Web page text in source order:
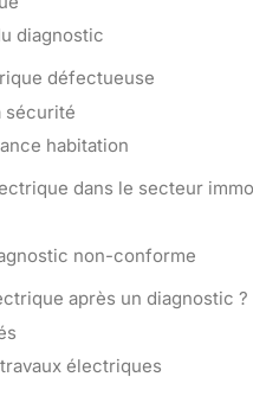
diagnostic
défectueuse
sécurité
habitation
dans le secteur
non-conforme
après un diagnostic ?
électriques